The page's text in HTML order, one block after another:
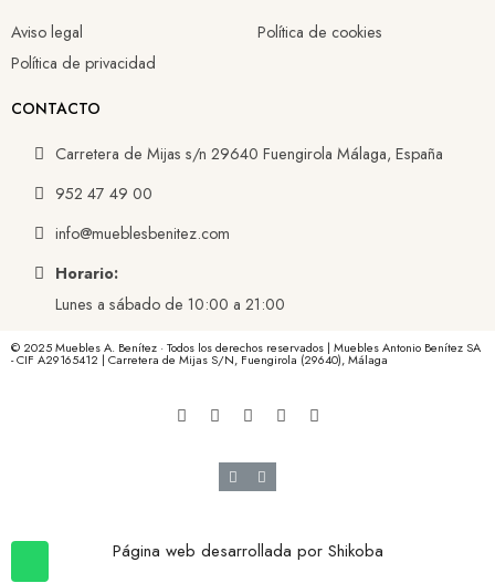
Aviso legal
Política de privacidad
Política de cookies
CONTACTO
Carretera de Mijas s/n 29640 Fuengirola Málaga, España
952 47 49 00
info@mueblesbenitez.com
Horario:
Lunes a sábado de 10:00 a 21:00
© 2025 Muebles A. Benítez · Todos los derechos reservados | Muebles Antonio Benítez SA
- CIF A29165412 | Carretera de Mijas S/N, Fuengirola (29640), Málaga
Página web desarrollada por Shikoba